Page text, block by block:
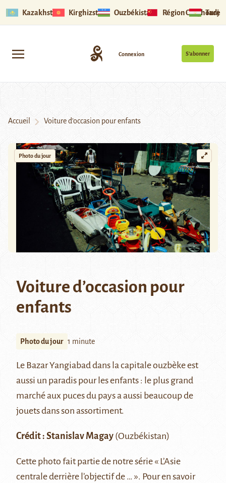
Kazakhstan Kirghizstan Ouzbékistan Région Ouïghoure
S’abonner
Connexion
Accueil Voiture d’occasion pour enfants
Photo du jour
Voiture d’occasion pour
enfants
Photo du jour 1 minute
Le Bazar Yangiabad dans la capitale ouzbèke est
aussi un paradis pour les enfants : le plus grand
marché aux puces du pays a aussi beaucoup de
jouets dans son assortiment.
Crédit : Stanislav Magay (Ouzbékistan)
Cette photo fait partie de notre série « L’Asie
centrale derrière l’objectif de … ». Pour en savoir